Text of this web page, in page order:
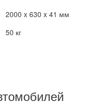
2000 x 630 x 41 мм
50 кг